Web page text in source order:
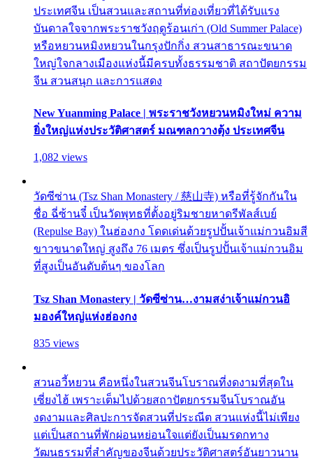
ประเทศจีน เป็นสวนและสถานที่ท่องเที่ยวที่ได้รับแรง
บันดาลใจจากพระราชวังฤดูร้อนเก่า (Old Summer Palace)
หรือหยวนหมิงหยวนในกรุงปักกิ่ง สวนสาธารณะขนาด
ใหญ่ใจกลางเมืองแห่งนี้มีครบทั้งธรรมชาติ สถาปัตยกรรม
จีน สวนสนุก และการแสดง
New Yuanming Palace | พระราชวังหยวนหมิงใหม่ ความ
ยิ่งใหญ่แห่งประวัติศาสตร์ มณฑลกวางตุ้ง ประเทศจีน
1,082 views
วัดซีซ่าน (Tsz Shan Monastery / 慈山寺) หรือที่รู้จักกันใน
ชื่อ ฉี่ซ้านจี๋ เป็นวัดพุทธที่ตั้งอยู่ริมชายหาดรีพัลส์เบย์
(Repulse Bay) ในฮ่องกง โดดเด่นด้วยรูปปั้นเจ้าแม่กวนอิมสี
ขาวขนาดใหญ่ สูงถึง 76 เมตร ซึ่งเป็นรูปปั้นเจ้าแม่กวนอิม
ที่สูงเป็นอันดับต้นๆ ของโลก
Tsz Shan Monastery | วัดซีซ่าน…งามสง่าเจ้าแม่กวนอิ
มองค์ใหญ่แห่งฮ่องกง
835 views
สวนอวี้หยวน คือหนึ่งในสวนจีนโบราณที่งดงามที่สุดใน
เซี่ยงไฮ้ เพราะเต็มไปด้วยสถาปัตยกรรมจีนโบราณอัน
งดงามและศิลปะการจัดสวนที่ประณีต สวนแห่งนี้ไม่เพียง
แต่เป็นสถานที่พักผ่อนหย่อนใจแต่ยังเป็นมรดกทาง
วัฒนธรรมที่สำคัญของจีนด้วยประวัติศาสตร์อันยาวนาน